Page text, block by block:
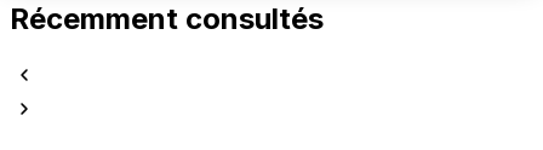
Récemment consultés